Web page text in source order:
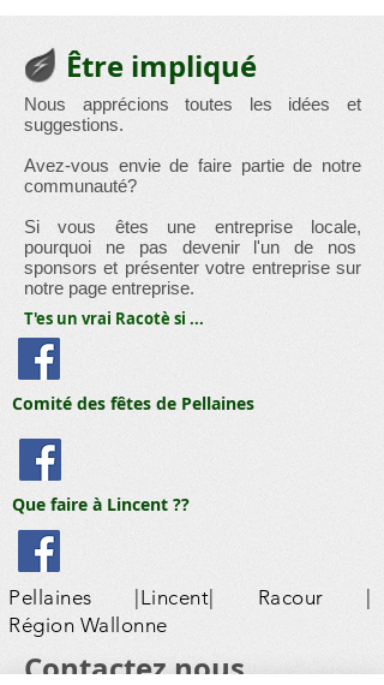
Être impliqué
Nous apprécions toutes les idées et
suggestions.
Avez-vous envie de faire partie de notre
communauté?
Si vous êtes une entreprise locale,
pourquoi ne pas devenir l'un de nos
sponsors et présenter votre entreprise sur
notre page entreprise.
T'es un vrai Racotè si ...
Comité des fêtes de Pellaines
Que faire à Lincent ??
Pellaines |Lincent| Racour |
Région Wallonne
​Contactez nous